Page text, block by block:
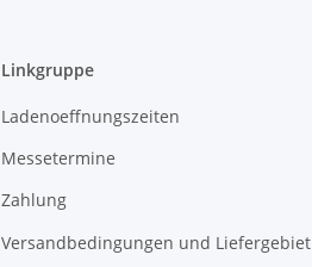
Linkgruppe
Ladenoeffnungszeiten
Messetermine
Zahlung
Versandbedingungen und Liefergebiet